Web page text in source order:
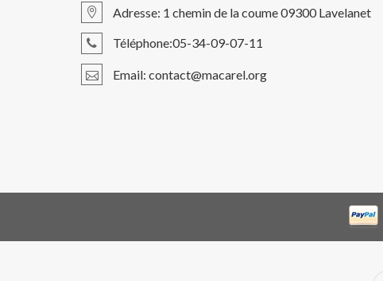
Adresse: 1 chemin de la coume 09300 Lavelanet
Téléphone:05-34-09-07-11
Email: contact@macarel.org